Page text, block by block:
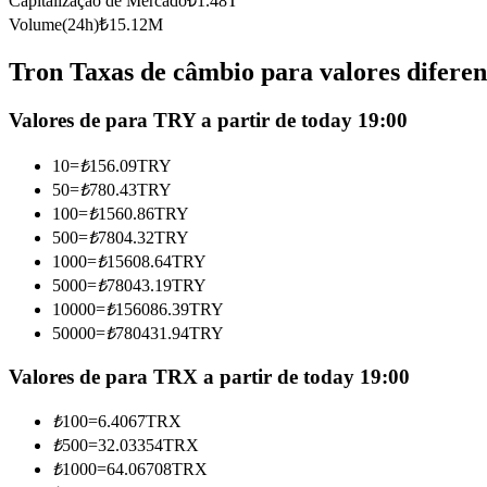
Futuros usando USDC como garantia
Copiar Trading
Junte-se aos principais traders
Volume(24h)₺15.12M
Tron Taxas de câmbio para valores
Valores de para TRY a partir de today 19:00
10=₺156.09TRY
50=₺780.43TRY
100=₺1560.86TRY
500=₺7804.32TRY
1000=₺15608.64TRY
5000=₺78043.19TRY
10000=₺156086.39TRY
50000=₺780431.94TRY
Valores de para TRX a partir de today 19:00
₺100=6.4067TRX
₺500=32.03354TRX
₺1000=64.06708TRX